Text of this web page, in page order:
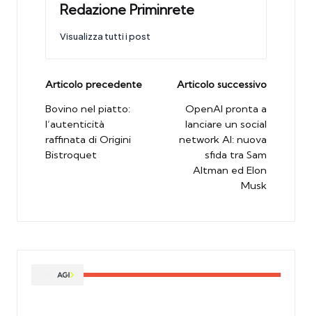
Redazione Priminrete
Visualizza tutti i post
Post
navigation
Articolo precedente
Bovino nel piatto:
l’autenticità
raffinata di Origini
Bistroquet
Articolo successivo
OpenAI pronta a
lanciare un social
network AI: nuova
sfida tra Sam
Altman ed Elon
Musk